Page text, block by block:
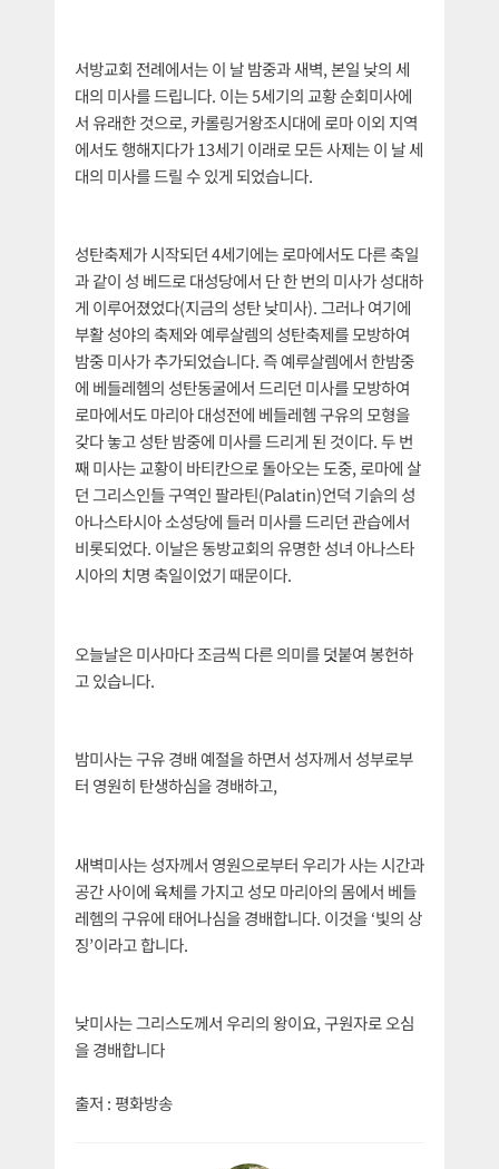
서방교회 전례에서는 이 날 밤중과 새벽, 본일 낮의 세
대의 미사를 드립니다. 이는 5세기의 교황 순회미사에
서 유래한 것으로, 카롤링거왕조시대에 로마 이외 지역
에서도 행해지다가 13세기 이래로 모든 사제는 이 날 세
대의 미사를 드릴 수 있게 되었습니다.
성탄축제가 시작되던 4세기에는 로마에서도 다른 축일
과 같이 성 베드로 대성당에서 단 한 번의 미사가 성대하
게 이루어졌었다(지금의 성탄 낮미사). 그러나 여기에
부활 성야의 축제와 예루살렘의 성탄축제를 모방하여
밤중 미사가 추가되었습니다. 즉 예루살렘에서 한밤중
에 베들레헴의 성탄동굴에서 드리던 미사를 모방하여
로마에서도 마리아 대성전에 베들레헴 구유의 모형을
갖다 놓고 성탄 밤중에 미사를 드리게 된 것이다. 두 번
째 미사는 교황이 바티칸으로 돌아오는 도중, 로마에 살
던 그리스인들 구역인 팔라틴(Palatin)언덕 기슭의 성
아나스타시아 소성당에 들러 미사를 드리던 관습에서
비롯되었다. 이날은 동방교회의 유명한 성녀 아나스타
시아의 치명 축일이었기 때문이다.
오늘날은 미사마다 조금씩 다른 의미를 덧붙여 봉헌하
고 있습니다.
밤미사는 구유 경배 예절을 하면서 성자께서 성부로부
터 영원히 탄생하심을 경배하고,
새벽미사는 성자께서 영원으로부터 우리가 사는 시간과
공간 사이에 육체를 가지고 성모 마리아의 몸에서 베들
레헴의 구유에 태어나심을 경배합니다. 이것을 ‘빛의 상
징’이라고 합니다.
낮미사는 그리스도께서 우리의 왕이요, 구원자로 오심
을 경배합니다
출저 : 평화방송